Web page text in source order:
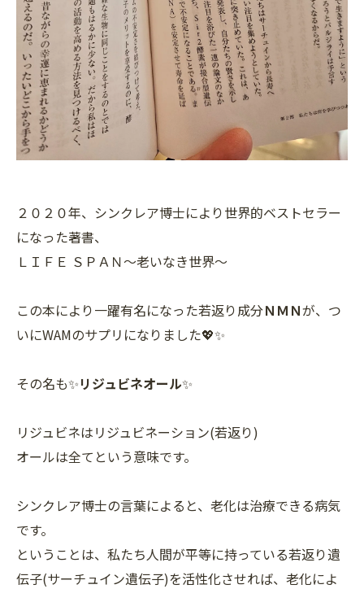
２０２０年、シンクレア博士により世界的ベストセラー
になった著書、
ＬＩＦＥ ＳＰＡＮ～老いなき世界～
この本により一躍有名になった若返り成分ＮＭＮが、つ
いにWAMのサプリになりました💖✨
その名も✨リジュビネオール✨
リジュビネはリジュビネーション(若返り)
オールは全てという意味です。
シンクレア博士の言葉によると、老化は治療できる病気
です。
ということは、私たち人間が平等に持っている若返り遺
伝子(サーチュイン遺伝子)を活性化させれば、老化によ